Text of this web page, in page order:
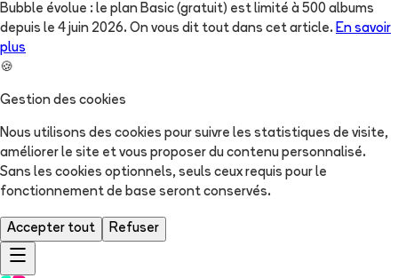
Bubble évolue : le plan Basic (gratuit) est limité à 500 albums
depuis le 4 juin 2026. On vous dit tout dans cet article. En savoir
plus
🍪
Gestion des cookies
Nous utilisons des cookies pour suivre les statistiques de visite,
améliorer le site et vous proposer du contenu personnalisé.
Sans les cookies optionnels, seuls ceux requis pour le
fonctionnement de base seront conservés.
Accepter tout Refuser